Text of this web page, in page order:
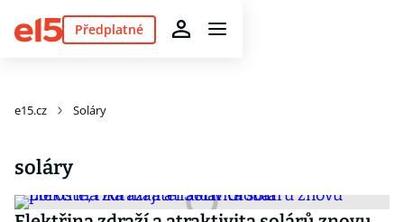
Předplatné
e15.cz Soláry
soláry